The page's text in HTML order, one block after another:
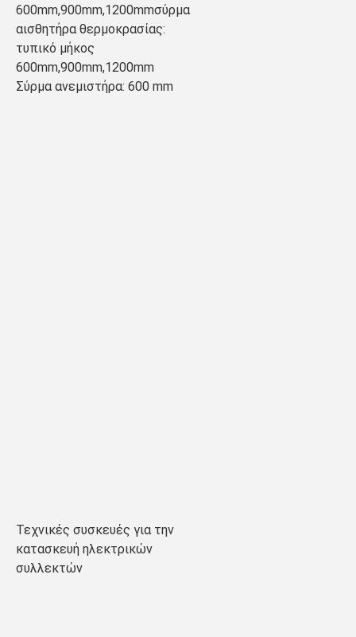
600mm,900mm,1200mmσύρμα
αισθητήρα θερμοκρασίας:
τυπικό μήκος
600mm,900mm,1200mm
Σύρμα ανεμιστήρα: 600 mm
Τεχνικές συσκευές για την
κατασκευή ηλεκτρικών
συλλεκτών